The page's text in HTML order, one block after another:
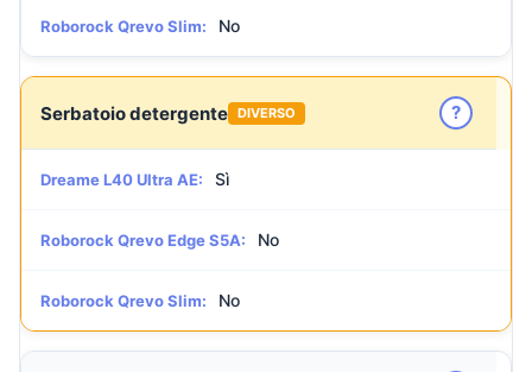
Roborock Qrevo Slim: No
Serbatoio detergente DIVERSO ?
Dreame L40 Ultra AE: Sì
Roborock Qrevo Edge S5A: No
Roborock Qrevo Slim: No